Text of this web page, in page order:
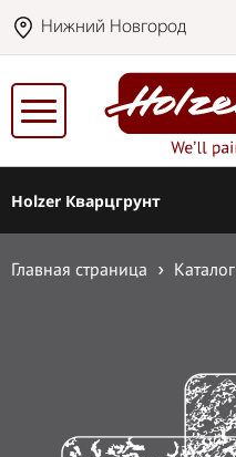
Нижний Новгород
Holzer Кварцгрунт
Главная страница Каталог